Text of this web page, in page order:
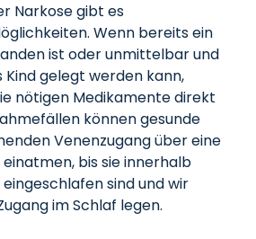
Narkose gibt es
Wenn bereits ein
ist oder unmittelbar und
Kind gelegt werden kann,
nötigen Medikamente direkt
können gesunde
Venenzugang über eine
bis sie innerhalb
sind und wir
im Schlaf legen.